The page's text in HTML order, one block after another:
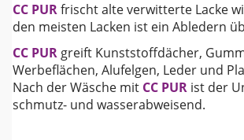
CC PURfrischt alte verwitterte Lacke
den meisten Lacken ist ein Abledern
CC PUR greift Kunststoffdächer,
Werbeflächen, Alufelgen, Leder und
Nach der Wäsche mit CC PUR ist der
schmutz- und wasserabweisend.